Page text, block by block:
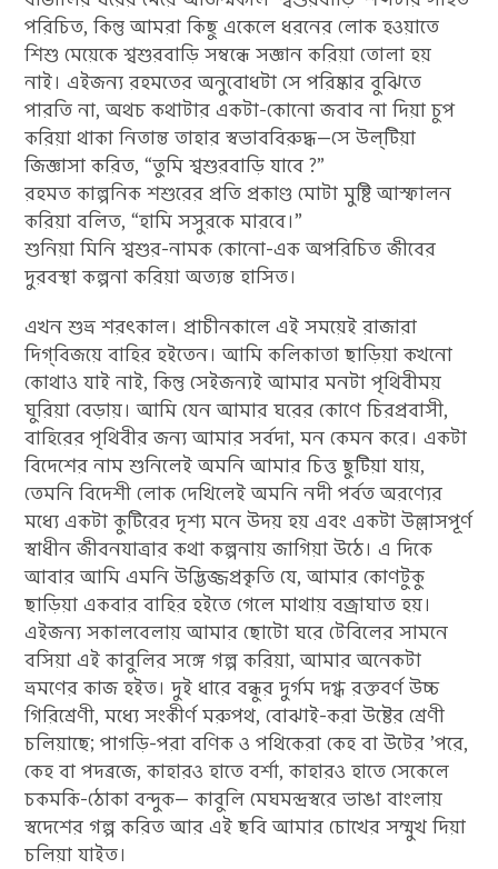
পরিচিত, কিন্তু আমরা কিছু একেলে ধরনের লোক হওয়াতে
শিশু মেয়েকে শ্বশুরবাড়ি সম্বন্ধে সজ্ঞান করিয়া তোলা হয়
নাই। এইজন্য রহমতের অনুবোধটা সে পরিষ্কার বুঝিতে
পারতি না, অথচ কথাটার একটা-কোনো জবাব না দিয়া চুপ
করিয়া থাকা নিতান্ত তাহার স্বভাববিরুদ্ধ—সে উল্‌টিয়া
জিজ্ঞাসা করিত, “তুমি শ্বশুরবাড়ি যাবে ?”
রহমত কাল্পনিক শশুরের প্রতি প্রকাণ্ড মোটা মুষ্টি আস্ফালন
করিয়া বলিত, “হামি সসুরকে মারবে।”
শুনিয়া মিনি শ্বশুর-নামক কোনো-এক অপরিচিত জীবের
দুরবস্থা কল্পনা করিয়া অত্যন্ত হাসিত।
এখন শুভ্র শরৎকাল। প্রাচীনকালে এই সময়েই রাজারা
দিগ্‌বিজয়ে বাহির হইতেন। আমি কলিকাতা ছাড়িয়া কখনো
কোথাও যাই নাই, কিন্তু সেইজন্যই আমার মনটা পৃথিবীময়
ঘুরিয়া বেড়ায়। আমি যেন আমার ঘরের কোণে চিরপ্রবাসী,
বাহিরের পৃথিবীর জন্য আমার সর্বদা, মন কেমন করে। একটা
বিদেশের নাম শুনিলেই অমনি আমার চিত্ত ছুটিয়া যায়,
তেমনি বিদেশী লোক দেখিলেই অমনি নদী পর্বত অরণ্যের
মধ্যে একটা কুটিরের দৃশ্য মনে উদয় হয় এবং একটা উল্লাসপূর্ণ
স্বাধীন জীবনযাত্রার কথা কল্পনায় জাগিয়া উঠে। এ দিকে
আবার আমি এমনি উদ্ভিজ্জপ্রকৃতি যে, আমার কোণটুকু
ছাড়িয়া একবার বাহির হইতে গেলে মাথায় বজ্রাঘাত হয়।
এইজন্য সকালবেলায় আমার ছোটো ঘরে টেবিলের সামনে
বসিয়া এই কাবুলির সঙ্গে গল্প করিয়া, আমার অনেকটা
ভ্রমণের কাজ হইত। দুই ধারে বন্ধুর দুর্গম দগ্ধ রক্তবর্ণ উচ্চ
গিরিশ্ৰেণী, মধ্যে সংকীর্ণ মরুপথ, বোঝাই-করা উষ্টের শ্রেণী
চলিয়াছে; পাগড়ি-পরা বণিক ও পথিকেরা কেহ বা উটের ’পরে,
কেহ বা পদব্রজে, কাহারও হাতে বর্শা, কাহারও হাতে সেকেলে
চকমকি-ঠোকা বন্দুক— কাবুলি মেঘমন্দ্রস্বরে ভাঙা বাংলায়
স্বদেশের গল্প করিত আর এই ছবি আমার চোখের সম্মুখ দিয়া
চলিয়া যাইত।